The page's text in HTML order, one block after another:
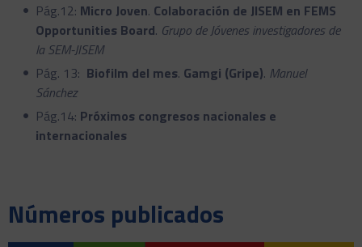
Pág.12: Micro Joven. Colaboración de JISEM en FEMS
Opportunities Board. Grupo de Jóvenes investigadores de
la SEM-JISEM
Pág. 13: Biofilm del mes. Gamgi (Gripe). Manuel
Sánchez
Pág.14: Próximos congresos nacionales e
internacionales
Números publicados